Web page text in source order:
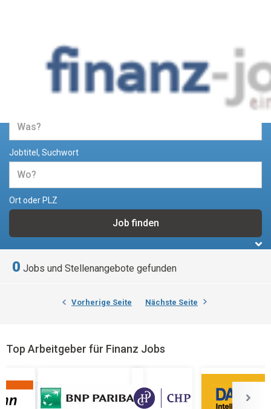
Jobs und Stellenangebote im
Bereich Finanzen
Jobtitel, Suchwort
Ort oder PLZ
0 Jobs und Stellenangebote gefunden
Vorherige Seite Nächste Seite
Top Arbeitgeber für Finanz Jobs